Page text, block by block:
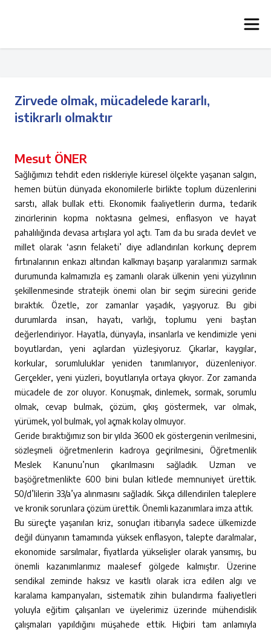
Zirvede olmak, mücadelede kararlı,
istikrarlı olmaktır
Mesut ÖNER
Sağlığımızı tehdit eden riskleriyle küresel ölçekte yaşanan salgın,
hemen bütün dünyada ekonomilerle birlikte toplum düzenlerini
sarstı, allak bullak etti. Ekonomik faaliyetlerin durma, tedarik
zincirlerinin kopma noktasına gelmesi, enflasyon ve hayat
pahalılığında devasa artışlara yol açtı. Tam da bu sırada devlet ve
millet olarak ‘asrın felaketi’ diye adlandırılan korkunç deprem
fırtınalarının enkazı altından kalkmayı başarıp yaralarımızı sarmak
durumunda kalmamızla eş zamanlı olarak ülkenin yeni yüzyılının
şekillenmesinde stratejik önemi olan bir seçim sürecini geride
bıraktık. Özetle, zor zamanlar yaşadık, yaşıyoruz. Bu gibi
durumlarda insan, hayatı, varlığı, toplumu yeni baştan
değerlendiriyor. Hayatla, dünyayla, insanlarla ve kendimizle yeni
boyutlardan, yeni açılardan yüzleşiyoruz. Çıkarlar, kaygılar,
korkular, sorumluluklar yeniden tanımlanıyor, düzenleniyor.
Gerçekler, yeni yüzleri, boyutlarıyla ortaya çıkıyor. Zor zamanda
mücadele de zor oluyor. Konuşmak, dinlemek, sormak, sorumlu
olmak, cevap bulmak, çözüm, çıkış göstermek, var olmak,
yürümek, yol bulmak, yol açmak kolay olmuyor.
Geride bıraktığımız son bir yılda 3600 ek göstergenin verilmesini,
sözleşmeli öğretmenlerin kadroya geçirilmesini, Öğretmenlik
Meslek Kanunu’nun çıkarılmasını sağladık. Uzman ve
başöğretmenlikte 600 bini bulan kitlede memnuniyet ürettik.
50/d’lilerin 33/a’ya alınmasını sağladık. Sıkça dillendirilen taleplere
ve kronik sorunlara çözüm ürettik. Önemli kazanımlara imza attık.
Bu süreçte yaşanılan kriz, sonuçları itibarıyla sadece ülkemizde
değil dünyanın tamamında yüksek enflasyon, talepte daralmalar,
ekonomide sarsılmalar, fiyatlarda yükselişler olarak yansımış, bu
önemli kazanımlarımız maalesef gölgede kalmıştır. Üzerine
sendikal zeminde haksız ve kasıtlı olarak icra edilen algı ve
karalama kampanyaları, sistematik zihin bulandırma faaliyetleri
yoluyla eğitim çalışanları ve üyelerimiz üzerinde mühendislik
çalışmaları yapıldığını müşahede ettik. Hiçbiri tam anlamıyla